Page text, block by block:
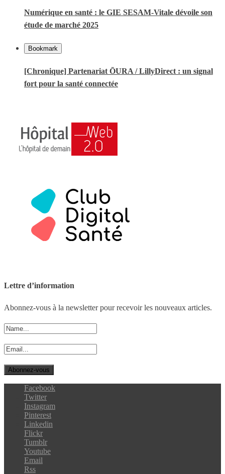
Numérique en santé : le GIE SESAM-Vitale dévoile son
étude de marché 2025
Bookmark
[Chronique] Partenariat ŌURA / LillyDirect : un signal
fort pour la santé connectée
Lettre d’information
Abonnez-vous à la newsletter pour recevoir les nouveaux articles.
Facebook
Twitter
Instagram
Pinterest
Linkedin
Flickr
Tumblr
Youtube
Email
Rss